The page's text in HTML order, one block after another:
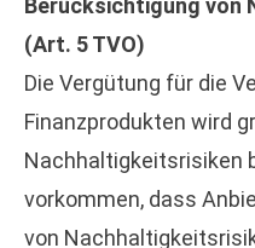
(Art. 5 TVO)
Die Vergütung für die
Finanzprodukten wird
Nachhaltigkeitsrisiken
vorkommen, dass
von